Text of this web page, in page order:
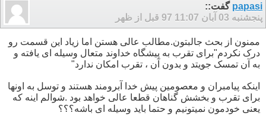
papasi گفت::
پنجشنبه 03 آبان 97
11:07 قبل از ظهر
ممنون از بحث جالبتون.مطالب عالی هستن اما زیاد این قسمت رو
درک نکردم"برای تقرب به پیشگاه خداوند متعال وسیله ای یافته و
به آن تمسک جویتد و بدون آن ، تقرب امکان ندارد"
اینکه پیامبران و معصومین پیش خدا آبرومند هستند و توسل به اونها
برای تقرب و بخشش گناهان قطعا عالی خواهد بود .شوالم اینه که
یعنی خودمون نمیتونیم و حتما باید وسیله ای باشه؟؟؟